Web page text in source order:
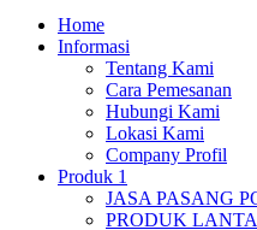
Home
Informasi
Tentang Kami
Cara Pemesanan
Hubungi Kami
Lokasi Kami
Company Profil
Produk 1
JASA PASANG
PRODUK